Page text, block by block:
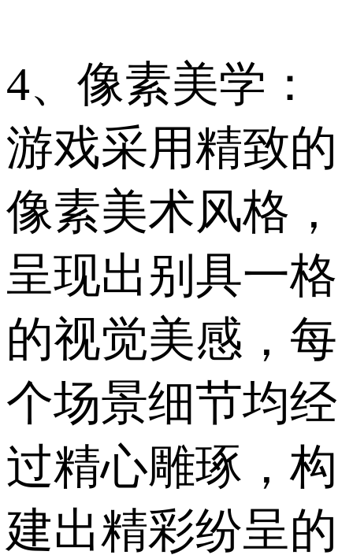
4、像素美学：
游戏采用精致的
像素美术风格，
呈现出别具一格
的视觉美感，每
个场景细节均经
过精心雕琢，构
建出精彩纷呈的